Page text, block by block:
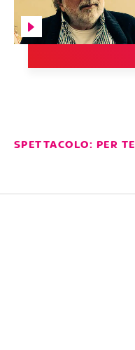
SPETTACOLO: PER TE